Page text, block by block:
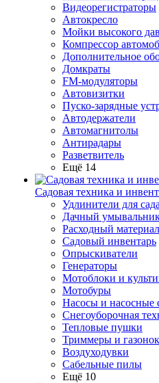
Видеорегистраторы
Автокресло
Мойки высокого
Компрессор
Дополнительное
Домкраты
FM-модуляторы
Автовизитки
Пуско-зарядные
Автодержатели
Автомагнитолы
Антирадары
Разветвитель
Ещё 14
Садовая техника и
Удлинители для
Дачный
Расходный материал
Садовый инвентарь
Опрыскиватели
Генераторы
Мотоблоки и
Мотобуры
Насосы и насосные
Снегоуборочная
Тепловые пушки
Триммеры и
Воздуходувки
Сабельные пилы
Ещё 10